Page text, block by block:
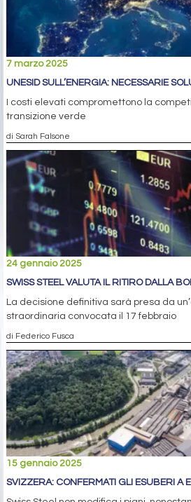
7 marzo 2025
UNESID SULL’ENERGIA: NECESSARIE
I costi elevati compromettono la
transizione verde
di Sarah Falsone
24 gennaio 2025
SWISS STEEL VALUTA IL RITIRO DALLA
La decisione definitiva sarà presa da
straordinaria convocata il 17 febbraio
di Federico Fusca
15 gennaio 2025
SVIZZERA: CONFERMATI GLI ESUBERI A